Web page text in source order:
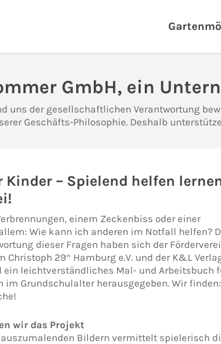
GmbH, ein
uns der gesellschaftlichen Verantwortung
Geschäfts-Philosophie. Deshalb
Kinder – Spielend helfen
einem Zeckenbiss oder einer
Wie kann ich anderen im Notfall helfen?
dieser Fragen haben sich der
Christoph 29“ Hamburg e.V. und der K&L
ein leichtverständliches Mal- und Arbeitsbuch
im Grundschulalter herausgegeben. Wir finden:
wir das Projekt
Bildern vermittelt spielerisch